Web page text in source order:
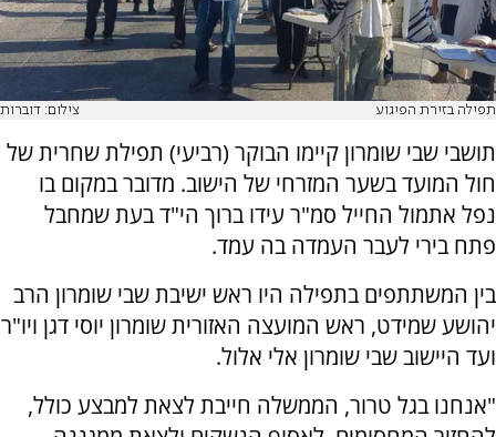
תפילה בזירת הפיגוע צילום: דוברות
תושבי שבי שומרון קיימו הבוקר (רביעי) תפילת שחרית של
חול המועד בשער המזרחי של הישוב. מדובר במקום בו
נפל אתמול החייל סמ"ר עידו ברוך הי"ד בעת שמחבל
פתח בירי לעבר העמדה בה עמד.
בין המשתתפים בתפילה היו ראש ישיבת שבי שומרון הרב
יהושע שמידט, ראש המועצה האזורית שומרון יוסי דגן ויו"ר
ועד היישוב שבי שומרון אלי אלול.
"אנחנו בגל טרור, הממשלה חייבת לצאת למבצע כולל,